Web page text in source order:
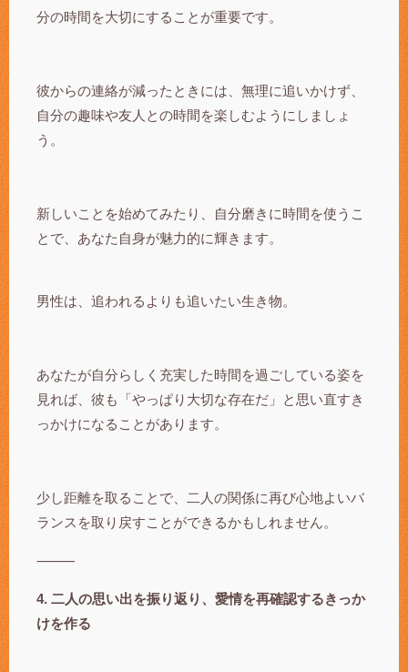
分の時間を大切にすることが重要です。
彼からの連絡が減ったときには、無理に追いかけず、
自分の趣味や友人との時間を楽しむようにしましょ
う。
新しいことを始めてみたり、自分磨きに時間を使うこ
とで、あなた自身が魅力的に輝きます。
男性は、追われるよりも追いたい生き物。
あなたが自分らしく充実した時間を過ごしている姿を
見れば、彼も「やっぱり大切な存在だ」と思い直すき
っかけになることがあります。
少し距離を取ることで、二人の関係に再び心地よいバ
ランスを取り戻すことができるかもしれません。
⸻
4. 二人の思い出を振り返り、愛情を再確認するきっか
けを作る